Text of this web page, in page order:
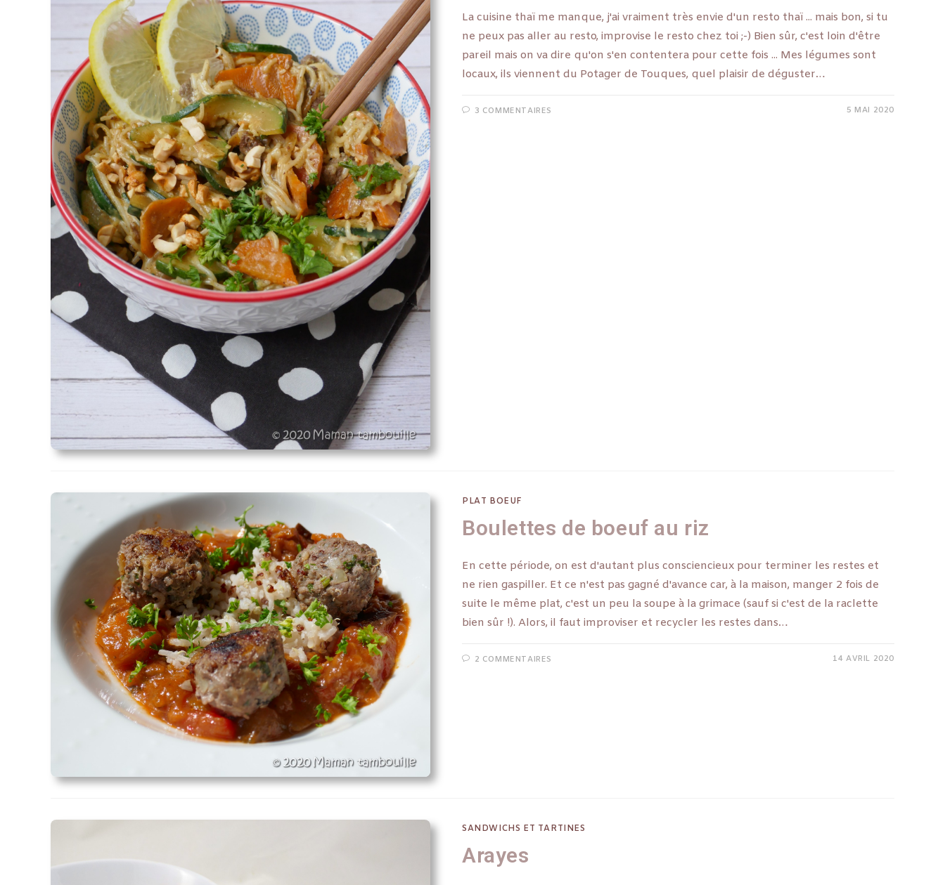
La cuisine thaï me manque, j'ai vraiment très envie d'un resto thaï ... mais bon, si tu
ne peux pas aller au resto, improvise le resto chez toi ;-) Bien sûr, c'est loin d'être
pareil mais on va dire qu'on s'en contentera pour cette fois ... Mes légumes sont
locaux, ils viennent du Potager de Touques, quel plaisir de déguster…
3 COMMENTAIRES 5 MAI 2020
PLAT BOEUF
Boulettes de boeuf au riz
En cette période, on est d'autant plus consciencieux pour terminer les restes et
ne rien gaspiller. Et ce n'est pas gagné d'avance car, à la maison, manger 2 fois de
suite le même plat, c'est un peu la soupe à la grimace (sauf si c'est de la raclette
bien sûr !). Alors, il faut improviser et recycler les restes dans…
2 COMMENTAIRES 14 AVRIL 2020
SANDWICHS ET TARTINES
Arayes